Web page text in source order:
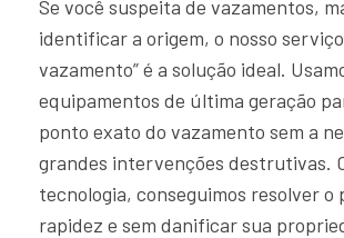
Se você suspeita de vazamentos,
identificar a origem, o nosso serviço
vazamento” é a solução ideal.
equipamentos de última geração
ponto exato do vazamento sem a
grandes intervenções destrutivas.
tecnologia, conseguimos resolver o
rapidez e sem danificar sua